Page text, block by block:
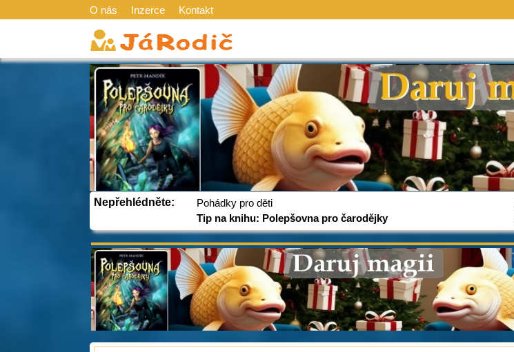
O nás Inzerce Kontakt
Nepřehlédněte:
Pohádky pro děti
Tip na knihu: Polepšovna pro čarodějky